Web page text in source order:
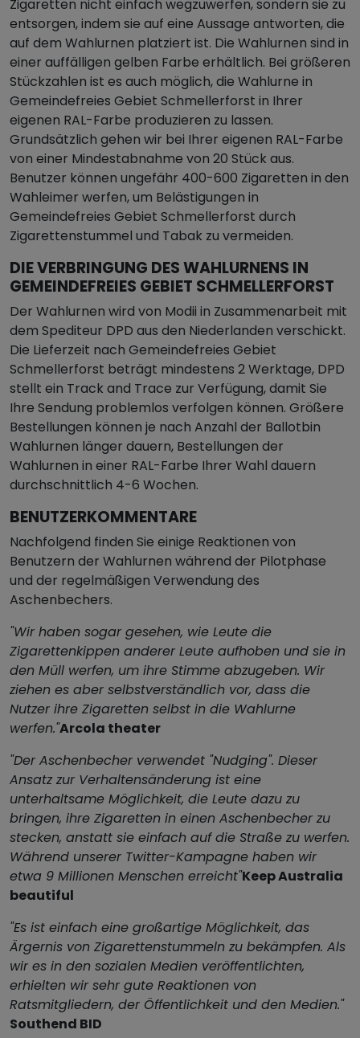
Zigaretten nicht einfach wegzuwerfen, sondern sie zu
entsorgen, indem sie auf eine Aussage antworten, die
auf dem Wahlurnen platziert ist. Die Wahlurnen sind in
einer auffälligen gelben Farbe erhältlich. Bei größeren
Stückzahlen ist es auch möglich, die Wahlurne in
Gemeindefreies Gebiet Schmellerforst in Ihrer
eigenen RAL-Farbe produzieren zu lassen.
Grundsätzlich gehen wir bei Ihrer eigenen RAL-Farbe
von einer Mindestabnahme von 20 Stück aus.
Benutzer können ungefähr 400-600 Zigaretten in den
Wahleimer werfen, um Belästigungen in
Gemeindefreies Gebiet Schmellerforst durch
Zigarettenstummel und Tabak zu vermeiden.
DIE VERBRINGUNG DES WAHLURNENS IN
GEMEINDEFREIES GEBIET SCHMELLERFORST
Der Wahlurnen wird von Modii in Zusammenarbeit mit
dem Spediteur DPD aus den Niederlanden verschickt.
Die Lieferzeit nach Gemeindefreies Gebiet
Schmellerforst beträgt mindestens 2 Werktage, DPD
stellt ein Track and Trace zur Verfügung, damit Sie
Ihre Sendung problemlos verfolgen können. Größere
Bestellungen können je nach Anzahl der Ballotbin
Wahlurnen länger dauern, Bestellungen der
Wahlurnen in einer RAL-Farbe Ihrer Wahl dauern
durchschnittlich 4-6 Wochen.
BENUTZERKOMMENTARE
Nachfolgend finden Sie einige Reaktionen von
Benutzern der Wahlurnen während der Pilotphase
und der regelmäßigen Verwendung des
Aschenbechers.
"Wir haben sogar gesehen, wie Leute die
Zigarettenkippen anderer Leute aufhoben und sie in
den Müll werfen, um ihre Stimme abzugeben. Wir
ziehen es aber selbstverständlich vor, dass die
Nutzer ihre Zigaretten selbst in die Wahlurne
werfen."Arcola theater
"Der Aschenbecher verwendet "Nudging". Dieser
Ansatz zur Verhaltensänderung ist eine
unterhaltsame Möglichkeit, die Leute dazu zu
bringen, ihre Zigaretten in einen Aschenbecher zu
stecken, anstatt sie einfach auf die Straße zu werfen.
Während unserer Twitter-Kampagne haben wir
etwa 9 Millionen Menschen erreicht"Keep Australia
beautiful
"Es ist einfach eine großartige Möglichkeit, das
Ärgernis von Zigarettenstummeln zu bekämpfen. Als
wir es in den sozialen Medien veröffentlichten,
erhielten wir sehr gute Reaktionen von
Ratsmitgliedern, der Öffentlichkeit und den Medien."
Southend BID